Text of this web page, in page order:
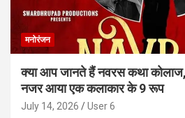
मनोरंजन
क्या आप जानते हैं नवरस कथा
नजर आया एक कलाकार के 9 रूप
July 14, 2026 User 6